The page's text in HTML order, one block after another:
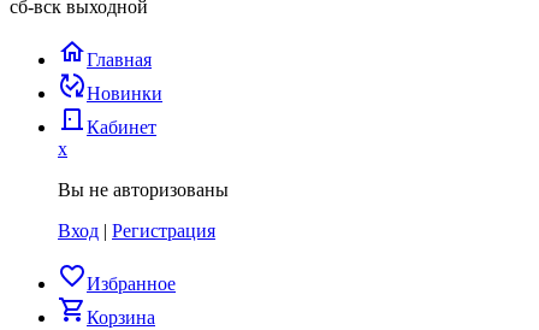
сб-вск выходной
homeГлавная
published_with_changesНовинки
door_back Кабинет
x
Вы не авторизованы
Вход | Регистрация
favorite_borderИзбранное
shopping_cartКорзина